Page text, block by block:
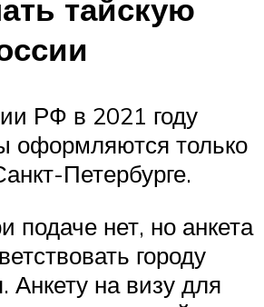
тайскую
РФ в 2021 году
оформляются только
Петербурге.
подаче нет, но анкета
городу
на визу для